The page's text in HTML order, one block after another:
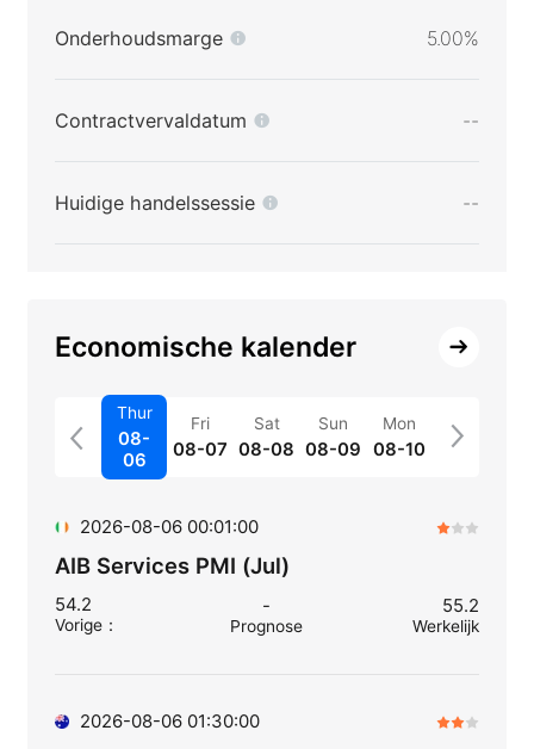
Onderhoudsmarge 5.00%
Contractvervaldatum --
Huidige handelssessie --
Economische kalender
Thur
08-
06
Fri
08-07
Sat
08-08
Sun
08-09
Mon
08-10
2026-08-06 00:01:00
AIB Services PMI (Jul)
54.2
Vorige：
-
Prognose
55.2
Werkelijk
2026-08-06 01:30:00